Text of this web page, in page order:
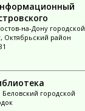
на-Дону городской
Октябрьский район
городской